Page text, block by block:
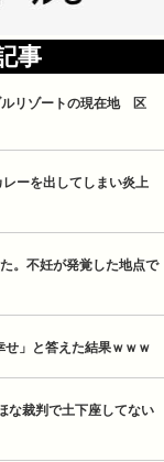
事
ルリゾートの現在地 区
ーを出してしまい炎上
。不妊が発覚した地点で
せ」と答えた結果ｗｗｗ
な裁判で土下座してない